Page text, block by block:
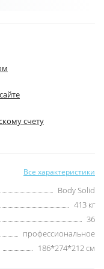
счету
Все характеристики
Body Solid
413 кг
36
профессиональное
186*274*212 см